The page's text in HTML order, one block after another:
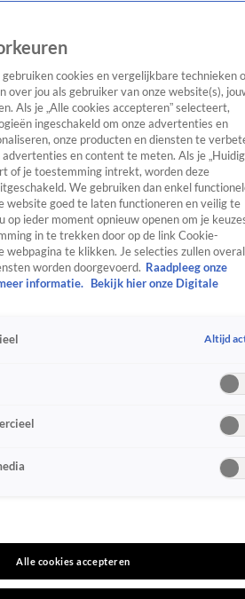
TV Algemeen
Tip
SpraakmakendRealityCrimeVideo's
blikt terug
tijd
cookies en vergelijkbare technieken
over jou als gebruiker van onze website(s),
Als je „Alle cookies accepteren” selecteert,
ingeschakeld om onze advertenties en
onze producten en diensten te
en content te meten. Als je
of je toestemming intrekt, worden deze
We gebruiken dan enkel
website goed te laten functioneren en veilig te
op ieder moment opnieuw openen om je
in te trekken door op de link Cookie-
webpagina te klikken. Je selecties zullen overal
worden doorgevoerd. Raadpleeg onze
informatie.
Bekijk hier onze Digitale
Altijd
Alle cookies accepteren